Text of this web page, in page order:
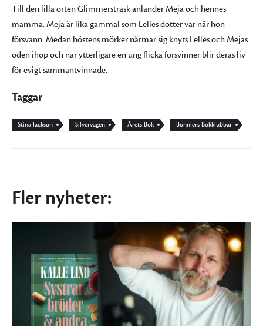
Till den lilla orten Glimmersträsk anländer Meja och hennes
mamma. Meja är lika gammal som Lelles dotter var när hon
försvann. Medan höstens mörker närmar sig knyts Lelles och Mejas
öden ihop och när ytterligare en ung flicka försvinner blir deras liv
för evigt sammantvinnade.
Taggar
Stina Jackson Silvervägen Årets Bok Bonniers Bokklubbar
Fler nyheter: